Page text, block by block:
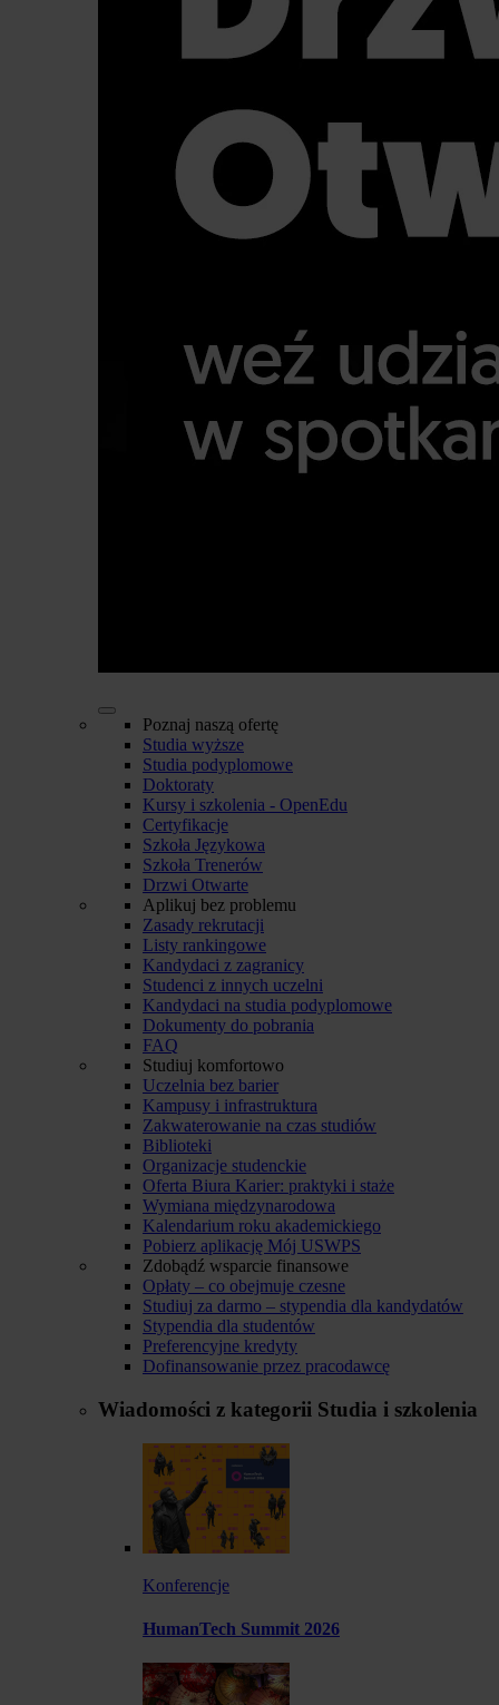
Poznaj naszą ofertę
Studia wyższe
Studia podyplomowe
Doktoraty
Kursy i szkolenia - OpenEdu
Certyfikacje
Szkoła Językowa
Szkoła Trenerów
Drzwi Otwarte
Aplikuj bez problemu
Zasady rekrutacji
Listy rankingowe
Kandydaci z zagranicy
Studenci z innych uczelni
Kandydaci na studia podyplomowe
Dokumenty do pobrania
FAQ
Studiuj komfortowo
Uczelnia bez barier
Kampusy i infrastruktura
Zakwaterowanie na czas studiów
Biblioteki
Organizacje studenckie
Oferta Biura Karier: praktyki i staże
Wymiana międzynarodowa
Kalendarium roku akademickiego
Pobierz aplikację Mój USWPS
Zdobądź wsparcie finansowe
Opłaty – co obejmuje czesne
Studiuj za darmo – stypendia dla kandydatów
Stypendia dla studentów
Preferencyjne kredyty
Dofinansowanie przez pracodawcę
Wiadomości z kategorii Studia i szkolenia
Konferencje
HumanTech Summit 2026